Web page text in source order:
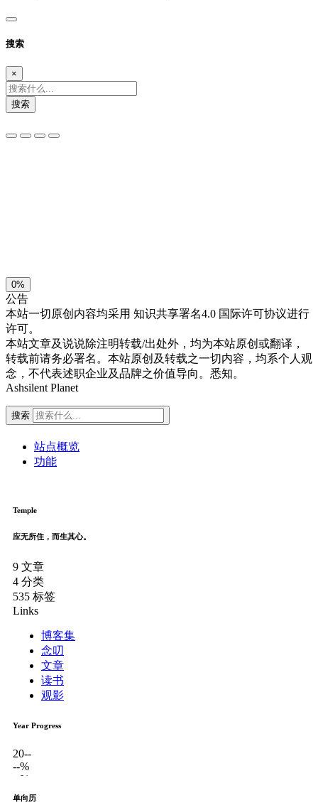
搜索
×
搜索
0%
公告
本站一切原创内容均采用 知识共享署名4.0 国际许可协议进行
许可。
本站文章及说说除注明转载/出处外，均为本站原创或翻译，
转载前请务必署名。本站原创及转载之一切内容，均系个人观
念，不代表述职企业及品牌之价值导向。悉知。
Ashsilent Planet
搜索
站点概览
功能
Temple
应无所住，而生其心。
9 文章
4 分类
535 标签
Links
博客集
念叨
文章
读书
观影
Year Progress
20--
--%
--%
单向历